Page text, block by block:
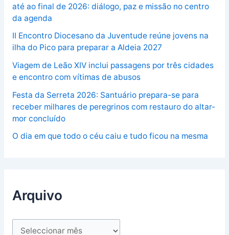
até ao final de 2026: diálogo, paz e missão no centro
da agenda
II Encontro Diocesano da Juventude reúne jovens na
ilha do Pico para preparar a Aldeia 2027
Viagem de Leão XIV inclui passagens por três cidades
e encontro com vítimas de abusos
Festa da Serreta 2026: Santuário prepara-se para
receber milhares de peregrinos com restauro do altar-
mor concluído
O dia em que todo o céu caiu e tudo ficou na mesma
Arquivo